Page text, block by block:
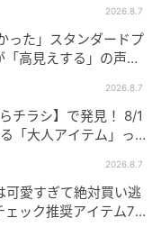
2026.8.7
った」スタンダードプ
高見えする」の声。
2026.8.7
チラシ】で発見！ 8/1
「大人アイテム」っ
2026.8.7
可愛すぎて絶対買い逃
ェック推奨アイテム7